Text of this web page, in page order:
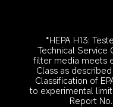
*HEPA H13:
Technical Service
filter media meets
Class as
Classification of
to experimental
Report